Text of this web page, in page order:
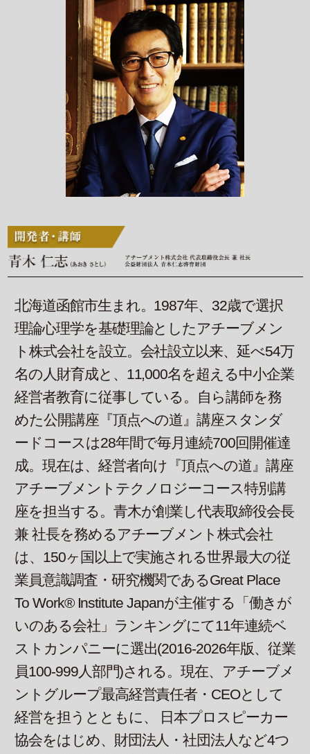
北海道函館市生まれ。1987年、32歳で選択
理論心理学を基礎理論としたアチーブメン
ト株式会社を設立。会社設立以来、延べ54万
名の人財育成と、11,000名を超える中小企業
経営者教育に従事している。自ら講師を務
めた公開講座『頂点への道』講座スタンダ
ードコースは28年間で毎月連続700回開催達
成。現在は、経営者向け『頂点への道』講座
アチーブメントテクノロジーコース特別講
座を担当する。青木が創業し代表取締役会長
兼 社長を務めるアチーブメント株式会社
は、150ヶ国以上で実施される世界最大の従
業員意識調査・研究機関であるGreat Place
To Work® Institute Japanが主催する「働きが
いのある会社」ランキングにて11年連続ベ
ストカンパニーに選出(2016-2026年版、従業
員100-999人部門)される。現在、アチーブメ
ントグループ最高経営責任者・CEOとして
経営を担うとともに、 日本プロスピーカー
協会をはじめ、財団法人・社団法人など4つ